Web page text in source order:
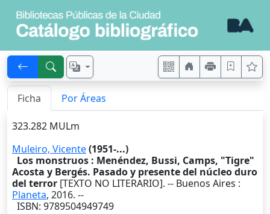
Ficha Por Áreas
323.282 MULm
Muleiro, Vicente(1951-...)
Los monstruos : Menéndez, Bussi, Camps, "Tigre"
Acosta y Bergés. Pasado y presente del núcleo duro
del terror [TEXTO NO LITERARIO]. -- Buenos Aires :
Planeta, 2016. --
ISBN: 9789504949749